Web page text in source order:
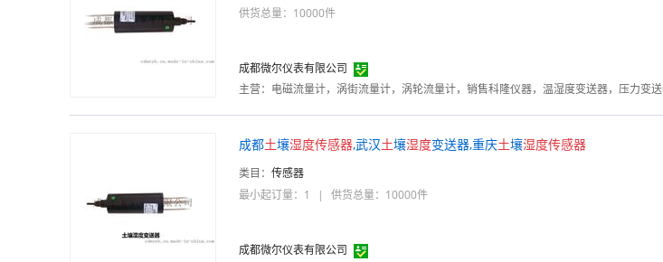
供货总量：10000件
成都微尔仪表有限公司
主营：
成都土壤湿度传感器,武汉土壤湿度变送器,重庆土壤湿度传感器
类目： 传感器
最小起订量：1
| 供货总量：10000件
成都微尔仪表有限公司